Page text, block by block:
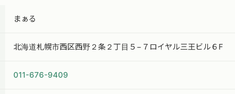
まぁる
北海道札幌市西区西野２条２丁目５−７ロイヤル三王ビル６F
011-676-9409